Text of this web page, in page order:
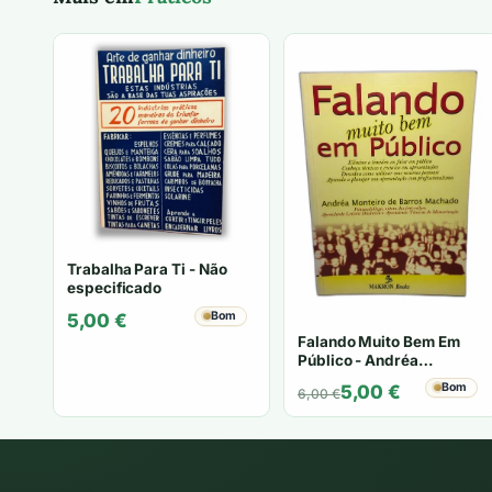
Trabalha Para Ti - Não
especificado
5,00 € Bom
Falando Muito Bem Em
Público - Andréa
6,00€
O
preço
5,00 €
O
preço
Bom